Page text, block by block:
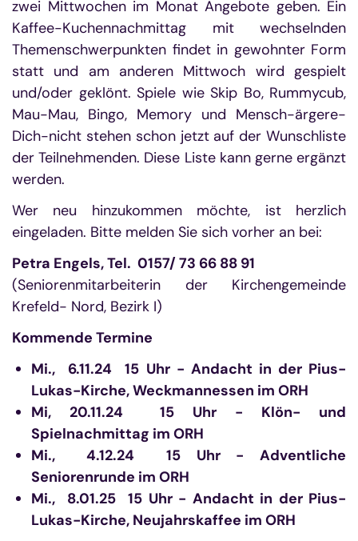
zwei Mittwochen im Monat Angebote geben. Ein
Kaffee-Kuchennachmittag mit wechselnden
Themenschwerpunkten findet in gewohnter Form
statt und am anderen Mittwoch wird gespielt
und/oder geklönt. Spiele wie Skip Bo, Rummycub,
Mau-Mau, Bingo, Memory und Mensch-ärgere-
Dich-nicht stehen schon jetzt auf der Wunschliste
der Teilnehmenden. Diese Liste kann gerne ergänzt
werden.
Wer neu hinzukommen möchte, ist herzlich
eingeladen. Bitte melden Sie sich vorher an bei:
Petra Engels, Tel. 0157/ 73 66 88 91
(Seniorenmitarbeiterin der Kirchengemeinde
Krefeld- Nord, Bezirk I)
Kommende Termine
Mi., 6.11.24 15 Uhr - Andacht in der Pius-
Lukas-Kirche, Weckmannessen im ORH
Mi, 20.11.24 15 Uhr - Klön- und
Spielnachmittag im ORH
Mi., 4.12.24 15 Uhr - Adventliche
Seniorenrunde im ORH
Mi., 8.01.25 15 Uhr - Andacht in der Pius-
Lukas-Kirche, Neujahrskaffee im ORH